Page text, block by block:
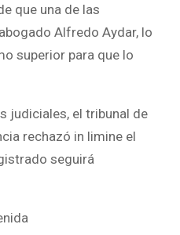
que una de las
Alfredo Aydar, lo
superior para que lo
judiciales, el tribunal de
rechazó in limine el
seguirá